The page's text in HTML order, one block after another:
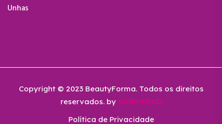
Unhas
Copyright © 2023 BeautyForma. Todos os direitos
reservados. by WORKMIND
Política de Privacidade